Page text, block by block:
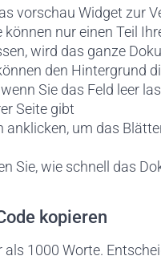
vorschau Widget zur
nur einen Teil
wird das ganze
den Hintergrund
Sie das Feld leer
Seite gibt
anklicken, um das
Sie, wie schnell das
kopieren
1000 Worte.